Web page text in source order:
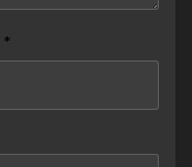
*